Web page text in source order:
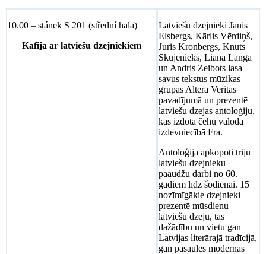
10.00 – stánek S 201 (střední hala)
Kafija ar latviešu dzejniekiem
Latviešu dzejnieki Jānis
Elsbergs, Kārlis Vērdiņš,
Juris Kronbergs, Knuts
Skujenieks, Liāna Langa
un Andris Zeibots lasa
savus tekstus mūzikas
grupas Altera Veritas
pavadījumā un prezentē
latviešu dzejas antoloģiju,
kas izdota čehu valodā
izdevniecībā Fra.
Antoloģijā apkopoti triju
latviešu dzejnieku
paaudžu darbi no 60.
gadiem līdz šodienai. 15
nozīmīgākie dzejnieki
prezentē mūsdienu
latviešu dzeju, tās
dažādību un vietu gan
Latvijas literārajā tradīcijā,
gan pasaules modernās